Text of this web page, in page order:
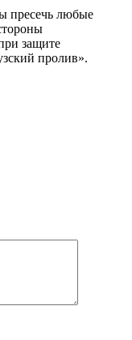
пресечь любые
защите
пролив».